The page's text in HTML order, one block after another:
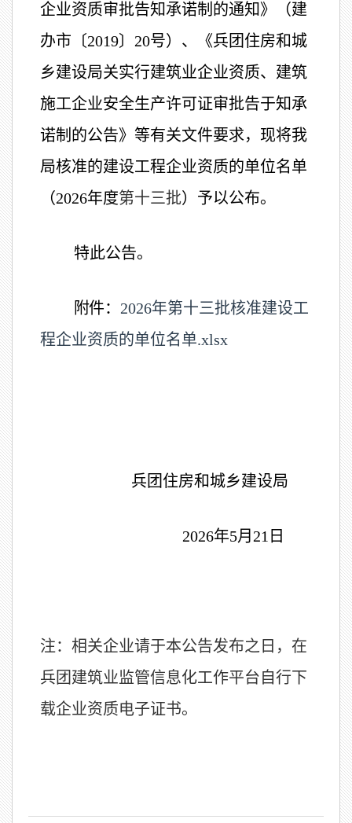
企业资质审批告知承诺制的通知》（建
办市〔2019〕 20号）、《兵团住房和城
乡建设局关实行建筑业企业资质、建筑
施工企业安全生产许可证审批告于知承
诺制的公告》等有关文件要求，现将我
局核准的建设工程企业资质的单位名单
（2026年度第十三批）予以公布。
特此公告。
附件： 2026年第十三批核准建设工
程企业资质的单位名单.xlsx
兵团住房和城乡建设局
2026年5月 21 日
注：相关企业请于本公告发布之日 ，在
兵团建筑业监管信息化工作平台自行下
载企业资质电子证书。